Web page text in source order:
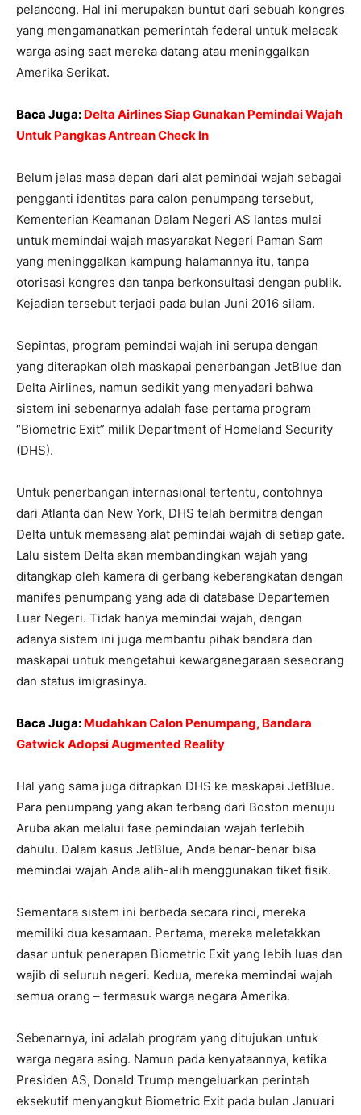
pelancong. Hal ini merupakan buntut dari sebuah kongres
yang mengamanatkan pemerintah federal untuk melacak
warga asing saat mereka datang atau meninggalkan
Amerika Serikat.
Baca Juga: Delta Airlines Siap Gunakan Pemindai Wajah
Untuk Pangkas Antrean Check In
Belum jelas masa depan dari alat pemindai wajah sebagai
pengganti identitas para calon penumpang tersebut,
Kementerian Keamanan Dalam Negeri AS lantas mulai
untuk memindai wajah masyarakat Negeri Paman Sam
yang meninggalkan kampung halamannya itu, tanpa
otorisasi kongres dan tanpa berkonsultasi dengan publik.
Kejadian tersebut terjadi pada bulan Juni 2016 silam.
Sepintas, program pemindai wajah ini serupa dengan
yang diterapkan oleh maskapai penerbangan JetBlue dan
Delta Airlines, namun sedikit yang menyadari bahwa
sistem ini sebenarnya adalah fase pertama program
“Biometric Exit” milik Department of Homeland Security
(DHS).
Untuk penerbangan internasional tertentu, contohnya
dari Atlanta dan New York, DHS telah bermitra dengan
Delta untuk memasang alat pemindai wajah di setiap gate.
Lalu sistem Delta akan membandingkan wajah yang
ditangkap oleh kamera di gerbang keberangkatan dengan
manifes penumpang yang ada di database Departemen
Luar Negeri. Tidak hanya memindai wajah, dengan
adanya sistem ini juga membantu pihak bandara dan
maskapai untuk mengetahui kewarganegaraan seseorang
dan status imigrasinya.
Baca Juga: Mudahkan Calon Penumpang, Bandara
Gatwick Adopsi Augmented Reality
Hal yang sama juga ditrapkan DHS ke maskapai JetBlue.
Para penumpang yang akan terbang dari Boston menuju
Aruba akan melalui fase pemindaian wajah terlebih
dahulu. Dalam kasus JetBlue, Anda benar-benar bisa
memindai wajah Anda alih-alih menggunakan tiket fisik.
Sementara sistem ini berbeda secara rinci, mereka
memiliki dua kesamaan. Pertama, mereka meletakkan
dasar untuk penerapan Biometric Exit yang lebih luas dan
wajib di seluruh negeri. Kedua, mereka memindai wajah
semua orang – termasuk warga negara Amerika.
Sebenarnya, ini adalah program yang ditujukan untuk
warga negara asing. Namun pada kenyataannya, ketika
Presiden AS, Donald Trump mengeluarkan perintah
eksekutif menyangkut Biometric Exit pada bulan Januari